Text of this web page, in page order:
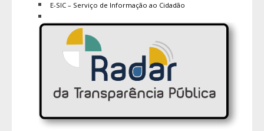
E-SIC – Serviço de Informação ao Cidadão